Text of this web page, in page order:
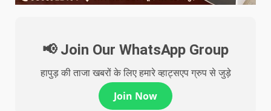
📢 Join Our WhatsApp Group
हापुड़ की ताजा खबरों के लिए हमारे व्हाट्सएप ग्रुप से जुड़े
Join Now